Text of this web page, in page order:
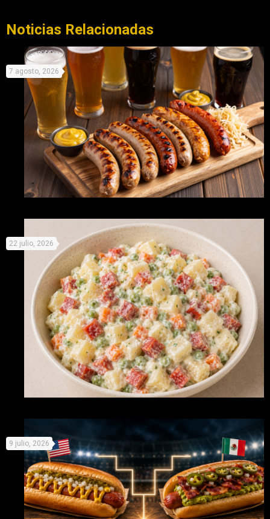
Noticias Relacionadas
con salchichas
7 agosto, 2026
verano
22 julio, 2026
9 julio, 2026